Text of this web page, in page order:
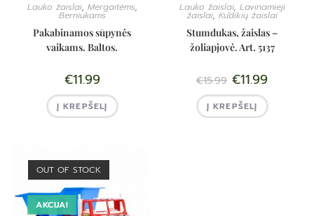
Lauko žaislai, Mergaitėms,
Berniukams
Pakabinamos sūpynės
vaikams. Baltos.
€11.99
Į KREPŠELĮ
Lauko žaislai, Lavinamieji
žaislai, Kūdikių žaislai
Stumdukas, žaislas –
žoliapjovė. Art. 5137
€15.99 €11.99
Į KREPŠELĮ
OUT OF STOCK
AKCIJA!